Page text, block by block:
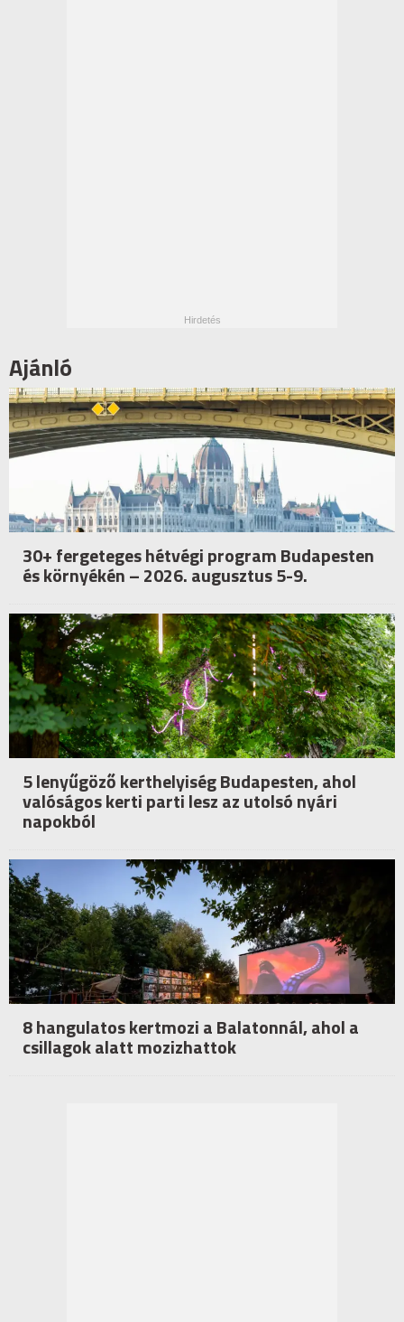
Ajánló
30+ fergeteges hétvégi program Budapesten
és környékén – 2026. augusztus 5-9.
5 lenyűgöző kerthelyiség Budapesten, ahol
valóságos kerti parti lesz az utolsó nyári
napokból
8 hangulatos kertmozi a Balatonnál, ahol a
csillagok alatt mozizhattok